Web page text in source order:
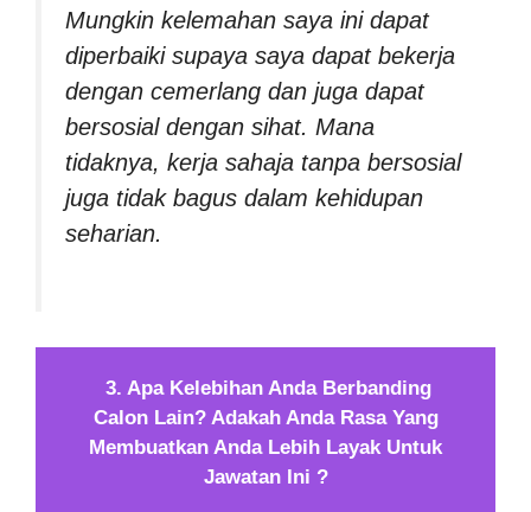
Mungkin kelemahan saya ini dapat
diperbaiki supaya saya dapat bekerja
dengan cemerlang dan juga dapat
bersosial dengan sihat. Mana
tidaknya, kerja sahaja tanpa bersosial
juga tidak bagus dalam kehidupan
seharian.
3. Apa Kelebihan Anda Berbanding
Calon Lain? Adakah Anda Rasa Yang
Membuatkan Anda Lebih Layak Untuk
Jawatan Ini ?